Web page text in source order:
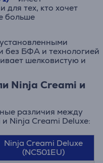
тех, кто хочет
больше
без БФА и технологией
шелковистую и
Ninja Creami и
различия между
Ninja Creami Deluxe:
Ninja Creami Deluxe
(NC501EU)